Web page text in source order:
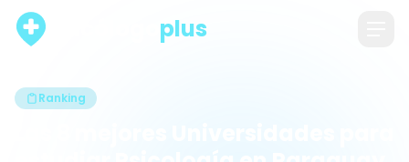
plus
Ranking